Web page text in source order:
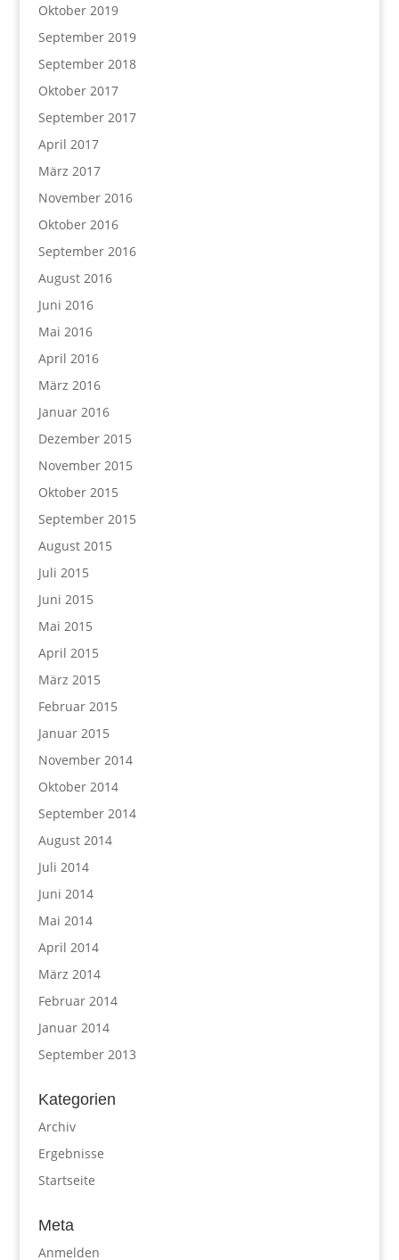
Oktober 2019
September 2019
September 2018
Oktober 2017
September 2017
April 2017
März 2017
November 2016
Oktober 2016
September 2016
August 2016
Juni 2016
Mai 2016
April 2016
März 2016
Januar 2016
Dezember 2015
November 2015
Oktober 2015
September 2015
August 2015
Juli 2015
Juni 2015
Mai 2015
April 2015
März 2015
Februar 2015
Januar 2015
November 2014
Oktober 2014
September 2014
August 2014
Juli 2014
Juni 2014
Mai 2014
April 2014
März 2014
Februar 2014
Januar 2014
September 2013
Kategorien
Archiv
Ergebnisse
Startseite
Meta
Anmelden